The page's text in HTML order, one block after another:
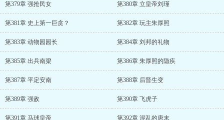
第379章 强抢民女 第380章 立皇帝刘瑾
第381章 史上第一巨贪？ 第382章 玩主朱厚照
第383章 动物园园长 第384章 刘邦的礼物
第385章 出兵南梁 第386章 朱厚照的隐疾
第387章 平定安南 第388章 后晋生变
第389章 强敌 第390章 飞虎子
第391章 马球皇帝 第392章 混乱的唐末